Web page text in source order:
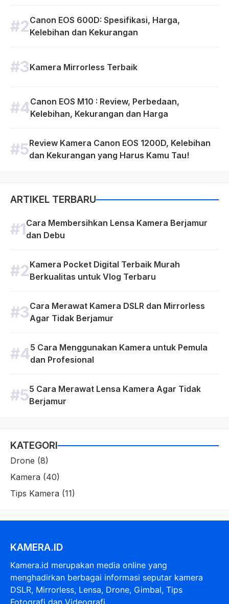
Canon EOS 600D: Spesifikasi, Harga,
Kelebihan dan Kekurangan
Kamera Mirrorless Terbaik
Canon EOS M10 : Review, Perbedaan,
Kelebihan, Kekurangan dan Harga
Review Kamera Canon EOS 1200D, Kelebihan
dan Kekurangan yang Harus Kamu Tau!
ARTIKEL TERBARU
Cara Membersihkan Lensa Kamera Berjamur
dan Debu
Kamera Pocket Digital Terbaik Murah
Berkualitas untuk Vlog Terbaru
Cara Merawat Kamera DSLR dan Mirrorless
Agar Tidak Berjamur
5 Cara Menggunakan Kamera untuk Pemula
dan Profesional
5 Cara Merawat Lensa Kamera Agar Tidak
Berjamur
KATEGORI
Drone (8)
Kamera (40)
Tips Kamera (11)
KAMERA.ID
Kamera.id merupakan media online yang
menghadirkan berbagai informasi seputar kamera
DSLR, Mirrorless, Lensa, Drone, Gimbal, Tips